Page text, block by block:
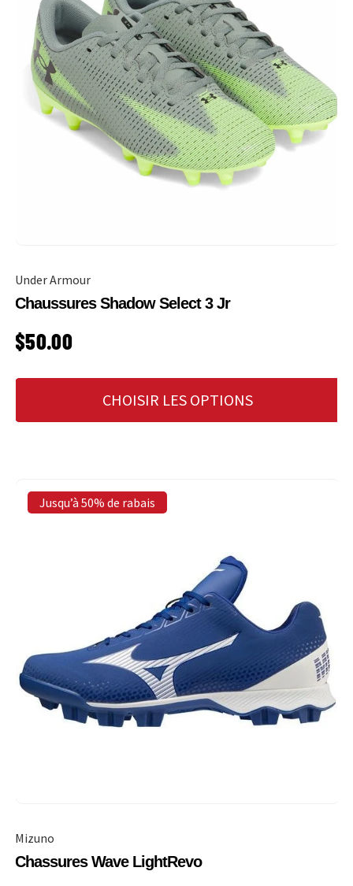
Under Armour
Chaussures Shadow Select 3 Jr
PRIX HABITUEL
$50.00
CHOISIR LES OPTIONS
Jusqu’à 50% de rabais
Mizuno
Chassures Wave LightRevo